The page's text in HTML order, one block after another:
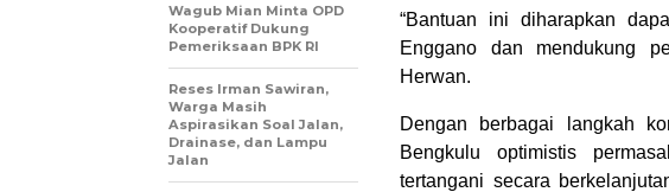
“Bantuan ini diharapkan
Enggano dan mendukung
Herwan.
Dengan berbagai langkah
Bengkulu optimistis
tertangani secara
Wagub Mian Minta OPD
Kooperatif Dukung
Pemeriksaan BPK RI
Reses Irman Sawiran,
Warga Masih
Aspirasikan Soal Jalan,
Drainase, dan Lampu
Jalan